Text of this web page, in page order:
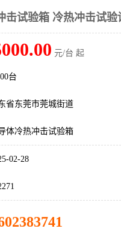
击试验箱 冷热冲击试
元/台 起
台
省东莞市莞城街道
体冷热冲击试验箱
02-28